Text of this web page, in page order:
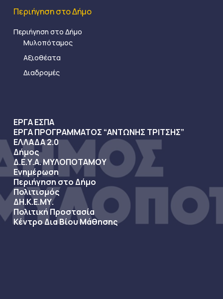
Περιήγηση στο Δήμο
Περιήγηση στο Δήμο
Μυλοπόταμος
Αξιοθέατα
Διαδρομές
ΕΡΓΑ ΕΣΠΑ
ΕΡΓΑ ΠΡΟΓΡΑΜΜΑΤΟΣ “ΑΝΤΩΝΗΣ ΤΡΙΤΣΗΣ”
ΕΛΛΑΔΑ 2.0
Δήμος
Δ.Ε.Υ.Α. ΜΥΛΟΠΟΤΑΜΟΥ
Ενημέρωση
Περιήγηση στο Δήμο
Πολιτισμός
ΔΗ.Κ.Ε.ΜΥ.
Πολιτική Προστασία
Κέντρο Δια Βίου Μάθησης